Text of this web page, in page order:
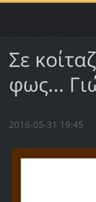
Σε
φως...
2016-05-31 19:45